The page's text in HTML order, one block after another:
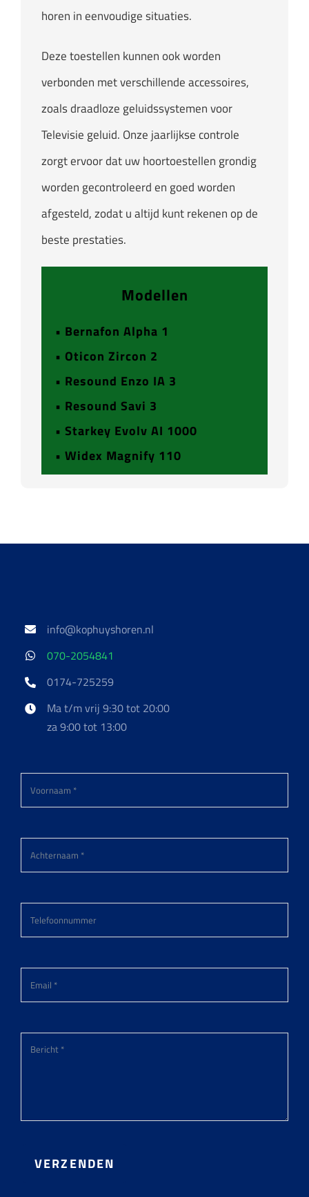
horen in eenvoudige situaties.
Deze toestellen kunnen ook worden
verbonden met verschillende accessoires,
zoals draadloze geluidssystemen voor
Televisie geluid. Onze jaarlijkse controle
zorgt ervoor dat uw hoortoestellen grondig
worden gecontroleerd en goed worden
afgesteld, zodat u altijd kunt rekenen op de
beste prestaties.
Modellen
• Bernafon Alpha 1
• Oticon Zircon 2
• Resound Enzo IA 3
• Resound Savi 3
• Starkey Evolv AI 1000
• Widex Magnify 110
info@kophuyshoren.nl
070-2054841
0174-725259
Ma t/m vrij 9:30 tot 20:00
za 9:00 tot 13:00
VERZENDEN